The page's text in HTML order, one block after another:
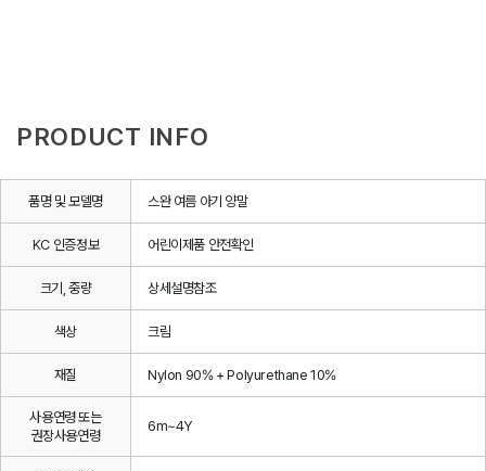
PRODUCT INFO
품명 및 모델명 스완 여름 아기 양말
KC 인증정보 어린이제품 안전확인
크기, 중량 상세설명참조
색상 크림
재질 Nylon 90% + Polyurethane 10%
사용연령 또는
권장사용연령
6m~4Y